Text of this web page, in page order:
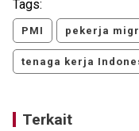
Tags:
PMI pekerja
tenaga kerja
Terkait